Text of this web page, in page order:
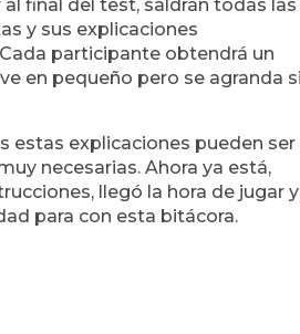
final del test, saldrán todas las
y sus explicaciones
participante obtendrá un
en pequeño pero se agranda
estas explicaciones pueden ser
necesarias. Ahora ya está,
llegó la hora de jugar y
para con esta bitácora.